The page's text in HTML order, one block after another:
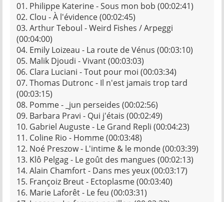
01. Philippe Katerine - Sous mon bob (00:02:41)
02. Clou - À l'évidence (00:02:45)
03. Arthur Teboul - Weird Fishes / Arpeggi
(00:04:00)
04. Emily Loizeau - La route de Vénus (00:03:10)
05. Malik Djoudi - Vivant (00:03:03)
06. Clara Luciani - Tout pour moi (00:03:34)
07. Thomas Dutronc - Il n'est jamais trop tard
(00:03:15)
08. Pomme - _jun perseides (00:02:56)
09. Barbara Pravi - Qui j'étais (00:02:49)
10. Gabriel Auguste - Le Grand Repli (00:04:23)
11. Coline Rio - Homme (00:03:48)
12. Noé Preszow - L'intime & le monde (00:03:39)
13. Klô Pelgag - Le goût des mangues (00:02:13)
14. Alain Chamfort - Dans mes yeux (00:03:17)
15. Françoiz Breut - Ectoplasme (00:03:40)
16. Marie Laforêt - Le feu (00:03:31)